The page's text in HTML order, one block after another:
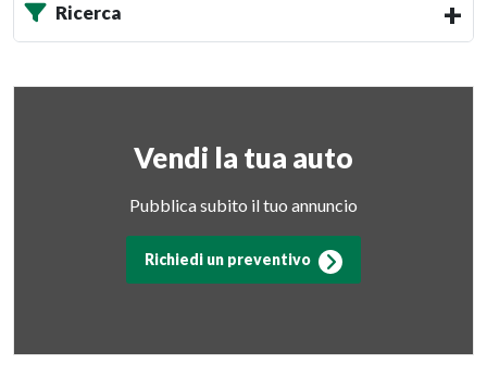
Ricerca
Vendi la tua auto
Pubblica subito il tuo annuncio
Richiedi un preventivo